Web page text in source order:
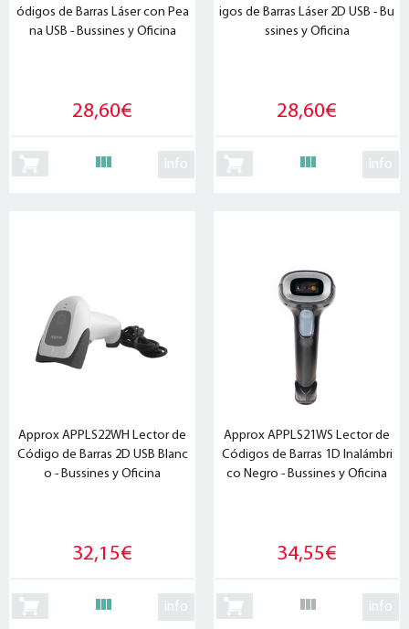
ódigos de Barras Láser con Pea
na USB - Bussines y Oficina
28,60€
info
igos de Barras Láser 2D USB - Bu
ssines y Oficina
28,60€
info
Approx APPLS22WH Lector de
Código de Barras 2D USB Blanc
o - Bussines y Oficina
32,15€
info
Approx APPLS21WS Lector de
Códigos de Barras 1D Inalámbri
co Negro - Bussines y Oficina
34,55€
info